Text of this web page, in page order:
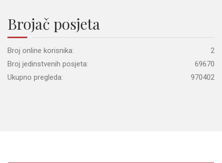
Brojač posjeta
Broj online korisnika:
2
Broj jedinstvenih posjeta:
69670
Ukupno pregleda:
970402